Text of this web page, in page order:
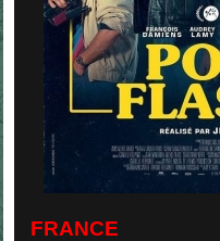
FRANCE